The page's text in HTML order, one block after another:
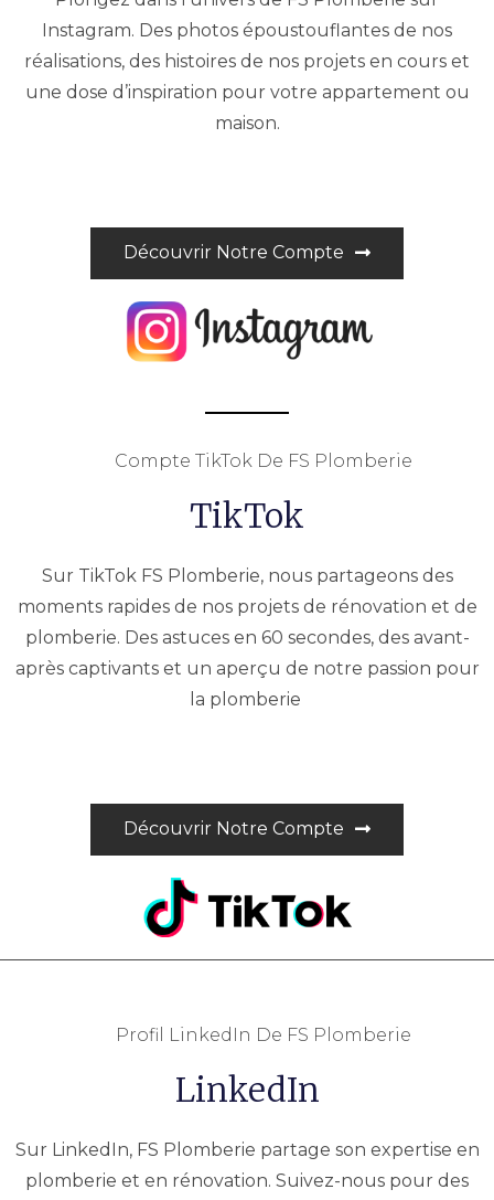
Instagram. Des photos époustouflantes de nos
réalisations, des histoires de nos projets en cours et
une dose d’inspiration pour votre appartement ou
maison.
Découvrir Notre Compte
Compte TikTok De FS Plomberie
TikTok
Sur TikTok FS Plomberie, nous partageons des
moments rapides de nos projets de rénovation et de
plomberie. Des astuces en 60 secondes, des avant-
après captivants et un aperçu de notre passion pour
la plomberie
Découvrir Notre Compte
Profil LinkedIn De FS Plomberie
LinkedIn
Sur LinkedIn, FS Plomberie partage son expertise en
plomberie et en rénovation. Suivez-nous pour des